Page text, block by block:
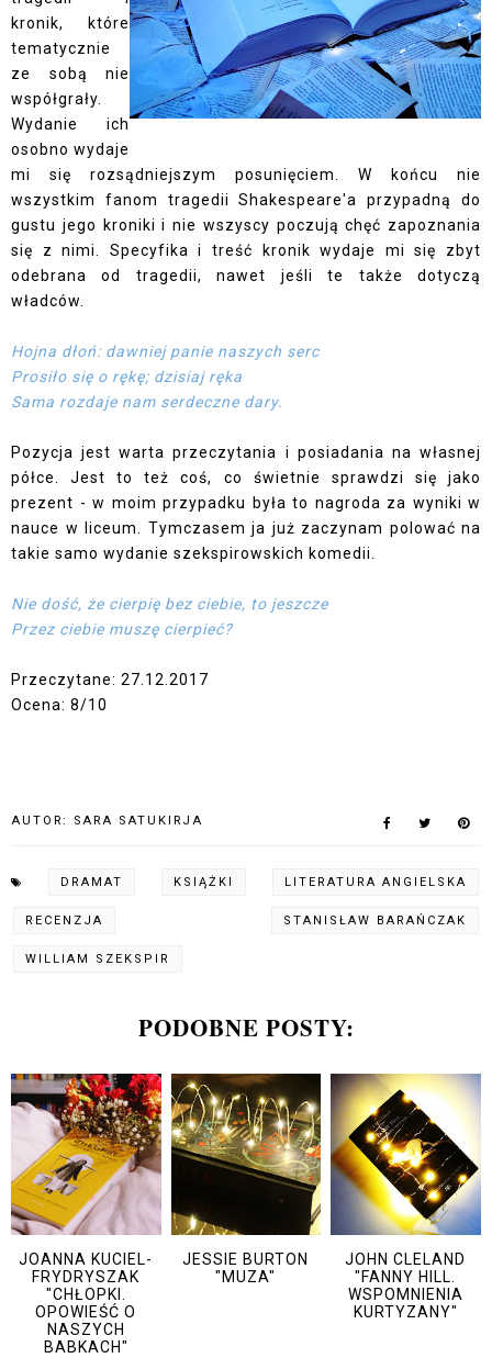
kronik, które
tematycznie
ze sobą nie
współgrały.
Wydanie ich
osobno wydaje
mi się rozsądniejszym posunięciem. W końcu nie
wszystkim fanom tragedii Shakespeare'a przypadną do
gustu jego kroniki i nie wszyscy poczują chęć zapoznania
się z nimi. Specyfika i treść kronik wydaje mi się zbyt
odebrana od tragedii, nawet jeśli te także dotyczą
władców.
Hojna dłoń: dawniej panie naszych serc
Prosiło się o rękę; dzisiaj ręka
Sama rozdaje nam serdeczne dary.
Pozycja jest warta przeczytania i posiadania na własnej
półce. Jest to też coś, co świetnie sprawdzi się jako
prezent - w moim przypadku była to nagroda za wyniki w
nauce w liceum. Tymczasem ja już zaczynam polować na
takie samo wydanie szekspirowskich komedii.
Nie dość, że cierpię bez ciebie, to jeszcze
Przez ciebie muszę cierpieć?
Przeczytane: 27.12.2017
Ocena: 8/10
AUTOR: SARA SATUKIRJA
DRAMAT KSIĄŻKI LITERATURA ANGIELSKA
RECENZJA STANISŁAW BARAŃCZAK
WILLIAM SZEKSPIR
PODOBNE POSTY:
JOANNA KUCIEL-
FRYDRYSZAK
"CHŁOPKI.
OPOWIEŚĆ O
NASZYCH
BABKACH"
JESSIE BURTON
"MUZA"
JOHN CLELAND
"FANNY HILL.
WSPOMNIENIA
KURTYZANY"